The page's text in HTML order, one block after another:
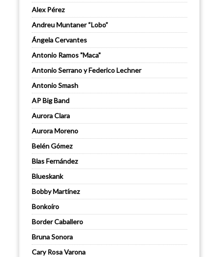
Alex Pérez
Andreu Muntaner “Lobo”
Ángela Cervantes
Antonio Ramos "Maca"
Antonio Serrano y Federico Lechner
Antonio Smash
AP Big Band
Aurora Clara
Aurora Moreno
Belén Gómez
Blas Fernández
Blueskank
Bobby Martínez
Bonkoíro
Border Caballero
Bruna Sonora
Cary Rosa Varona